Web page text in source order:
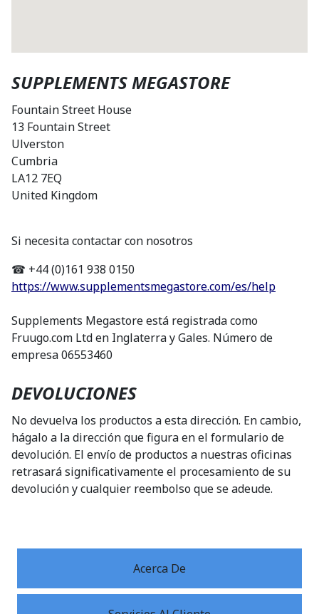
SUPPLEMENTS MEGASTORE
Fountain Street House
13 Fountain Street
Ulverston
Cumbria
LA12 7EQ
United Kingdom
Si necesita contactar con nosotros
☎ +44 (0)161 938 0150
https://www.supplementsmegastore.com/es/help
Supplements Megastore está registrada como
Fruugo.com Ltd en Inglaterra y Gales. Número de
empresa06553460
DEVOLUCIONES
No devuelva los productos a esta dirección. En cambio,
hágalo a la dirección que figura en el formulario de
devolución. El envío de productos a nuestras oficinas
retrasará significativamente el procesamiento de su
devolución y cualquier reembolso que se adeude.
Acerca De